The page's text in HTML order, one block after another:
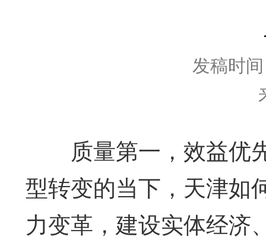
发稿时
质量第一，效益优
型转变的当下，天津如
力变革，建设实体经济